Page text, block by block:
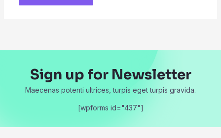
Sign up for Newsletter
Maecenas potenti ultrices, turpis eget turpis gravida.
[wpforms id="437"]